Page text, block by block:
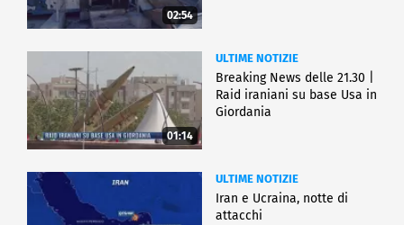
02:54
01:14
ULTIME NOTIZIE
Breaking News delle 21.30 |
Raid iraniani su base Usa in
Giordania
ULTIME NOTIZIE
Iran e Ucraina, notte di
attacchi